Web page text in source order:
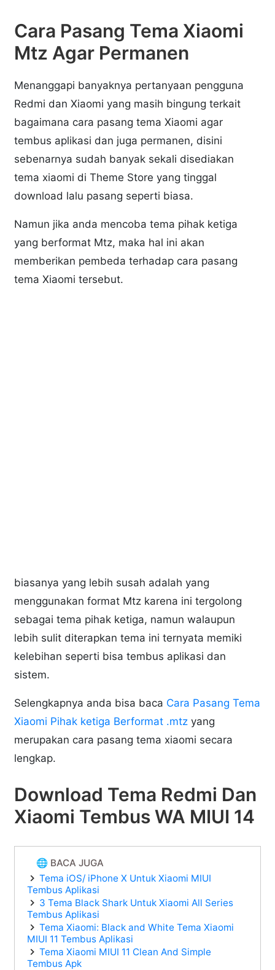
Cara Pasang Tema Xiaomi
Mtz Agar Permanen
Menanggapi banyaknya pertanyaan pengguna
Redmi dan Xiaomi yang masih bingung terkait
bagaimana cara pasang tema Xiaomi agar
tembus aplikasi dan juga permanen, disini
sebenarnya sudah banyak sekali disediakan
tema xiaomi di Theme Store yang tinggal
download lalu pasang seperti biasa.
Namun jika anda mencoba tema pihak ketiga
yang berformat Mtz, maka hal ini akan
memberikan pembeda terhadap cara pasang
tema Xiaomi tersebut.
biasanya yang lebih susah adalah yang
menggunakan format Mtz karena ini tergolong
sebagai tema pihak ketiga, namun walaupun
lebih sulit diterapkan tema ini ternyata memiki
kelebihan seperti bisa tembus aplikasi dan
sistem.
Selengkapnya anda bisa baca Cara Pasang Tema
Xiaomi Pihak ketiga Berformat .mtz yang
merupakan cara pasang tema xiaomi secara
lengkap.
Download Tema Redmi Dan
Xiaomi Tembus WA MIUI 14
🌐 BACA JUGA
Tema iOS/ iPhone X Untuk Xiaomi MIUI
Tembus Aplikasi
3 Tema Black Shark Untuk Xiaomi All Series
Tembus Aplikasi
Tema Xiaomi: Black and White Tema Xiaomi
MIUI 11 Tembus Aplikasi
Tema Xiaomi MIUI 11 Clean And Simple
Tembus Apk